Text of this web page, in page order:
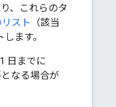
、これらのタ
スト
（該当
ます。
日までに
なる場合が